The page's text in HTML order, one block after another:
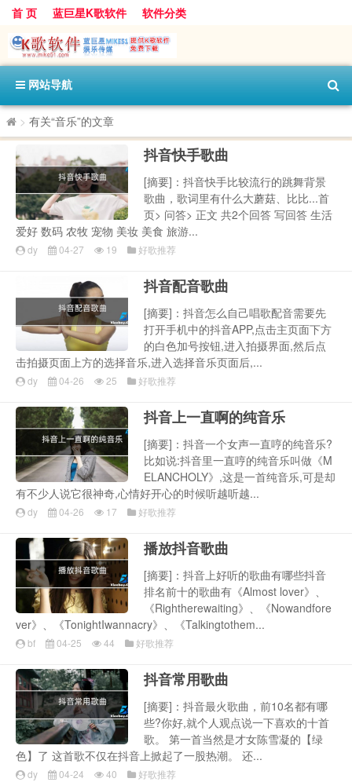
首 页 蓝巨星K歌软件 软件分类
网站导航
> 有关“音乐”的文章
抖音快手歌曲
[摘要]：抖音快手比较流行的跳舞背景
歌曲，歌词里有什么大蘑菇、比比...首
页> 问答> 正文 共2个回答 写回答 生活
爱好 数码 农牧 宠物 美妆 美食 旅游...
dy 04-27 19 好歌推荐
抖音配音歌曲
[摘要]：抖音怎么自己唱歌配音需要先
打开手机中的抖音APP,点击主页面下方
的白色加号按钮,进入拍摄界面,然后点
击拍摄页面上方的选择音乐,进入选择音乐页面后,...
dy 04-26 25 好歌推荐
抖音上一直啊的纯音乐
[摘要]：抖音一个女声一直哼的纯音乐?
比如说:抖音里一直哼的纯音乐叫做《M
ELANCHOLY》,这是一首纯音乐,可是却
有不少人说它很神奇,心情好开心的时候听越听越...
dy 04-26 17 好歌推荐
播放抖音歌曲
[摘要]：抖音上好听的歌曲有哪些抖音
排名前十的歌曲有《Almost lover》、
《Rightherewaiting》、《Nowandfore
ver》、《TonightIwannacry》、《Talkingtothem...
bf 04-25 44 好歌推荐
抖音常用歌曲
[摘要]：抖音最火歌曲，前10名都有哪
些?你好,就个人观点说一下喜欢的十首
歌。 第一首当然是才女陈雪凝的【绿
色】了 这首歌不仅在抖音上掀起了一股热潮。 还...
dy 04-24 40 好歌推荐